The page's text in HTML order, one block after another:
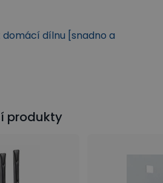
domácí dílnu [snadno a
produkty